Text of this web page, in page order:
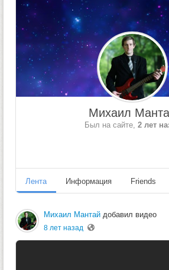
МУЗЫКА
БИБЛИЯ
ОПРОСЫ
НОВОСТИ
Михаил
Был на сайте, 2 лет
Лента Информация Friends
Михаил Мантай добавил видео
8 лет назад